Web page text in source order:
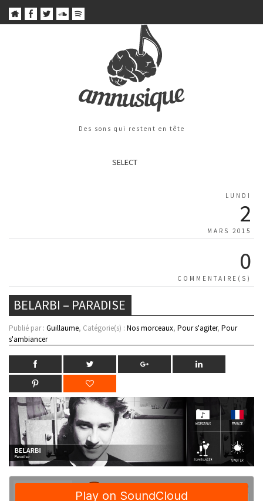
Des sons qui restent en tête
SELECT
LUNDI
2
MARS 2015
0
COMMENTAIRE(S)
BELARBI – PARADISE
Publié par : Guillaume, Catégorie(s) : Nos morceaux, Pour s'agiter, Pour
s'ambiancer